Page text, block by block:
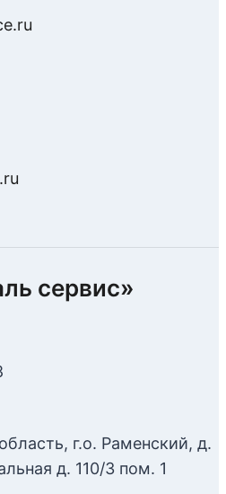
сервис»
г.о. Раменский, д.
д. 110/3 пом. 1